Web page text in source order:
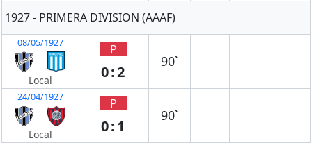
1927 - PRIMERA DIVISION (AAAF)
08/05/1927
Local
P
0:2
90`
24/04/1927
Local
P
0:1
90`